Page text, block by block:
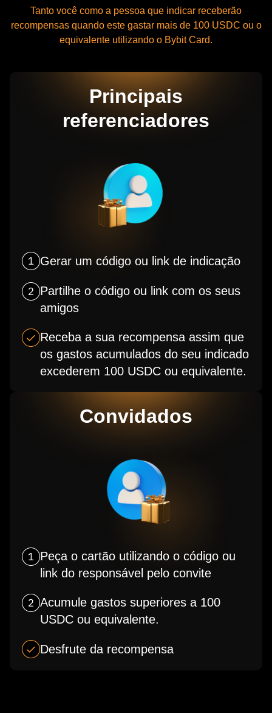
Tanto você como a pessoa que indicar receberão
recompensas quando este gastar mais de 100 USDC ou o
equivalente utilizando o Bybit Card.
Principais
referenciadores
Gerar um código ou link de indicação
Partilhe o código ou link com os seus
amigos
Receba a sua recompensa assim que
os gastos acumulados do seu indicado
excederem 100 USDC ou equivalente.
Convidados
Peça o cartão utilizando o código ou
link do responsável pelo convite
Acumule gastos superiores a 100
USDC ou equivalente.
Desfrute da recompensa